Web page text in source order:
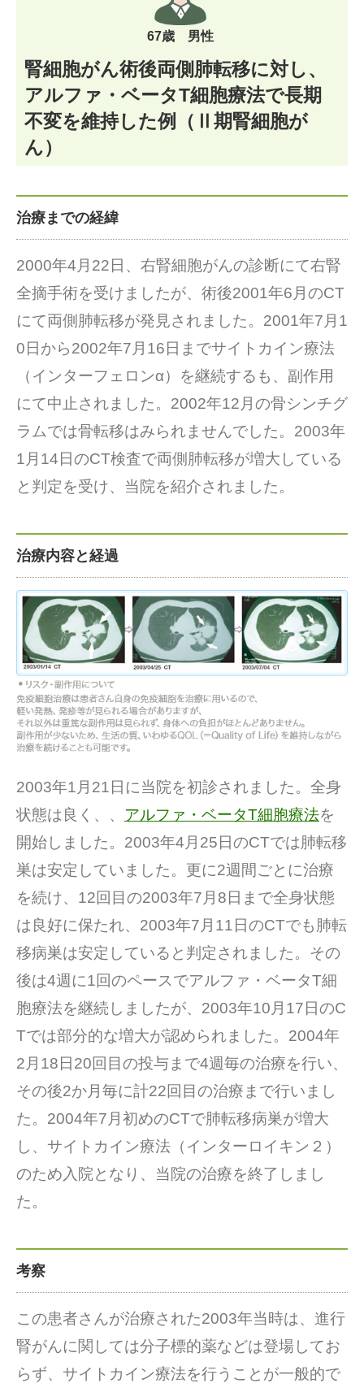
67歳 男性
腎細胞がん術後両側肺転移に対し、
アルファ・ベータT細胞療法で長期
不変を維持した例（Ⅱ期腎細胞が
ん）
治療までの経緯
2000年4月22日、右腎細胞がんの診断にて右腎
全摘手術を受けましたが、術後2001年6月のCT
にて両側肺転移が発見されました。2001年7月1
0日から2002年7月16日までサイトカイン療法
（インターフェロンα）を継続するも、副作用
にて中止されました。2002年12月の骨シンチグ
ラムでは骨転移はみられませんでした。2003年
1月14日のCT検査で両側肺転移が増大している
と判定を受け、当院を紹介されました。
治療内容と経過
2003年1月21日に当院を初診されました。全身
状態は良く、、 アルファ・ベータT細胞療法を
開始しました。2003年4月25日のCTでは肺転移
巣は安定していました。更に2週間ごとに治療
を続け、12回目の2003年7月8日まで全身状態
は良好に保たれ、2003年7月11日のCTでも肺転
移病巣は安定していると判定されました。その
後は4週に1回のペースでアルファ・ベータT細
胞療法を継続しましたが、2003年10月17日のC
Tでは部分的な増大が認められました。2004年
2月18日20回目の投与まで4週毎の治療を行い、
その後2か月毎に計22回目の治療まで行いまし
た。2004年7月初めのCTで肺転移病巣が増大
し、サイトカイン療法（インターロイキン２）
のため入院となり、当院の治療を終了しまし
た。
考察
この患者さんが治療された2003年当時は、進行
腎がんに関しては分子標的薬などは登場してお
らず、サイトカイン療法を行うことが一般的で